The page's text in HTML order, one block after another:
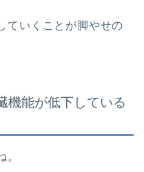
ていくことが脚やせの
機能が低下している
。